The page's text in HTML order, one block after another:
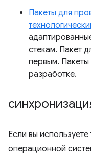
Пакеты для
стекам. Пакет
первым. Пакеты
разработке.
Если вы
операционной